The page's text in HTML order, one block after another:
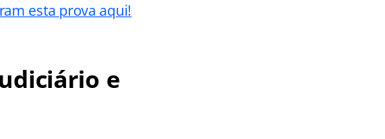
esta prova aqui!
e